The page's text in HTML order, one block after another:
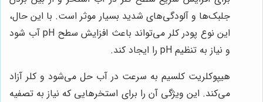
جلبک‌ها و آلودگی‌های شدید بسیار موثر است. با این حال،
این نوع پودر کلر می‌تواند باعث افزایش سطح pH آب شود
و نیاز به تنظیم pH را ایجاد کند.
هیپوکلریت کلسیم به سرعت در آب حل می‌شود و کلر آزاد
می‌کند. این ویژگی آن را برای استخرهایی که نیاز به تصفیه